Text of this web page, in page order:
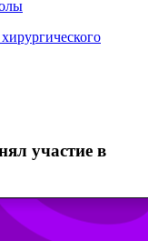
участие в